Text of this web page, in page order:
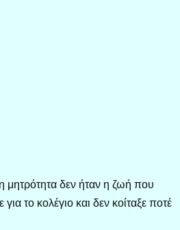
μητρότητα δεν ήταν η ζωή που
το κολέγιο και δεν κοίταξε ποτέ